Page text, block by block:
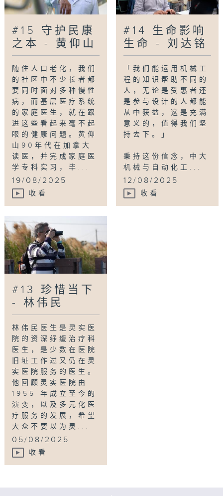
#15 守护民康
之本 - 黄仰山
随住人口老化，我们
的社区中不少长者都
要同时面对多种慢性
病，而基层医疗系统
的家庭医生，就在跟
进这些看起来毫不起
眼的健康问题。黄仰
山90年代在加拿大
读医，并完成家庭医
学专科实习，毕...
19/08/2025
收看
#14 生命影响
生命 - 刘达铭
「我们能运用机械工
程的知识帮助不同的
人，无论是受惠者还
是参与设计的人都能
从中获益，这是充满
意义的，值得我们坚
持去下。」
秉持这份信念，中大
机械与自动化工...
12/08/2025
收看
#13 珍惜当下
- 林伟民
林伟民医生是灵实医
院的资深纾缓治疗科
医生，是少数在医院
旧址工作过又仍在灵
实医院服务的医生。
他回顾灵实医院由
1955 年成立至今的
演变，以及多元化医
疗服务的发展，希望
大众不要以为灵...
05/08/2025
收看